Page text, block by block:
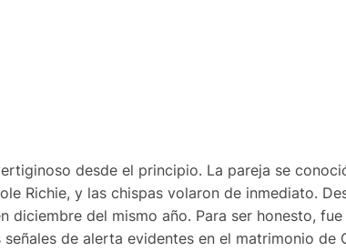
desde el principio. La pareja se
Richie, y las chispas volaron de inmediato.
del mismo año. Para ser honesto,
de alerta evidentes en el matrimonio de